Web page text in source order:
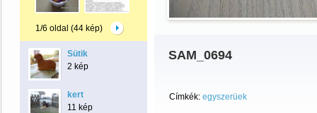
1/6 oldal (44 kép)
Sütik
2 kép
kert
11 kép
SAM_0694
Címkék: egyszerüek